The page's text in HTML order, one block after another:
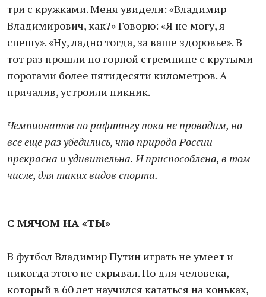
три с кружками. Меня увидели: «Владимир
Владимирович, как?» Говорю: «Я не могу, я
спешу». «Ну, ладно тогда, за ваше здоровье». В
тот раз прошли по горной стремнине с крутыми
порогами более пятидесяти километров. А
причалив, устроили пикник.
Чемпионатов по рафтингу пока не проводим, но
все еще раз убедились, что природа России
прекрасна и удивительна. И приспособлена, в том
числе, для таких видов спорта.
С МЯЧОМ НА «ТЫ»
В футбол Владимир Путин играть не умеет и
никогда этого не скрывал. Но для человека,
который в 60 лет научился кататься на коньках,